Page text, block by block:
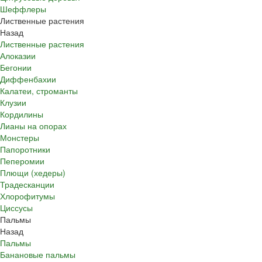
Шеффлеры
Лиственные растения
Назад
Лиственные растения
Алоказии
Бегонии
Диффенбахии
Калатеи, строманты
Клузии
Кордилины
Лианы на опорах
Монстеры
Папоротники
Пеперомии
Плющи (хедеры)
Традесканции
Хлорофитумы
Циссусы
Пальмы
Назад
Пальмы
Банановые пальмы